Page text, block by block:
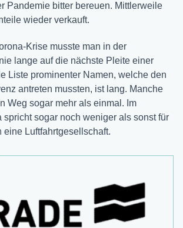
Pandemie bitter bereuen. Mittlerweile
wieder verkauft.
Krise musste man in der
lange auf die nächste Pleite einer
Liste prominenter Namen, welche den
antreten mussten, ist lang. Manche
Weg sogar mehr als einmal. Im
spricht sogar noch weniger als sonst für
eine Luftfahrtgesellschaft.